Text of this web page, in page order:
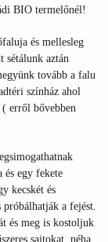
BIO termelőnél!
és mellesleg
sétálunk aztán
tovább a falu
színház ahol
erről bővebben
és egy fekete
kecskét és
a fejést.
és meg is kostoljuk
sajtokat, néha